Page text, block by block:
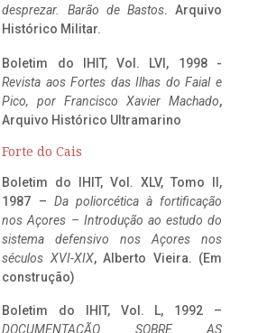
desprezar. Barão de Bastos. Arquivo
Histórico Militar.
Boletim do IHIT, Vol. LVI, 1998 -
Revista aos Fortes das Ilhas do Faial e
Pico, por Francisco Xavier Machado,
Arquivo Histórico Ultramarino
Forte do Cais
Boletim do IHIT, Vol. XLV, Tomo II,
1987 – Da poliorcética à fortificação
nos Açores – Introdução ao estudo do
sistema defensivo nos Açores nos
séculos XVI-XIX, Alberto Vieira. (Em
construção)
Boletim do IHIT, Vol. L, 1992 –
DOCUMENTAÇÃO SOBRE AS